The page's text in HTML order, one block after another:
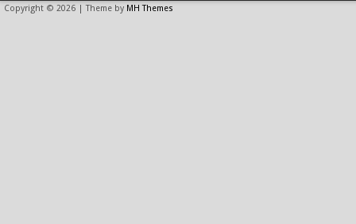
Copyright © 2026 | Theme by MH Themes